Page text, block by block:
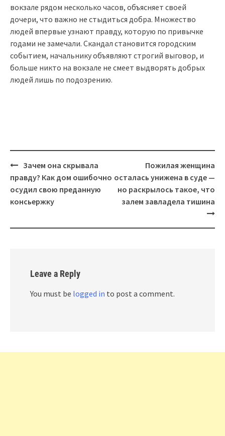
вокзале рядом несколько часов, объясняет своей
дочери, что важно не стыдиться добра. Множество
людей впервые узнают правду, которую по привычке
годами не замечали. Скандал становится городским
событием, начальнику объявляют строгий выговор, и
больше никто на вокзале не смеет выдворять добрых
людей лишь по подозрению.
Post
navigation
Зачем она скрывала
правду? Как дом ошибочно
осудил свою преданную
консьержку
Пожилая женщина
осталась унижена в суде —
но раскрылось такое, что
залем завладела тишина
Leave a Reply
You must be logged in to post a comment.